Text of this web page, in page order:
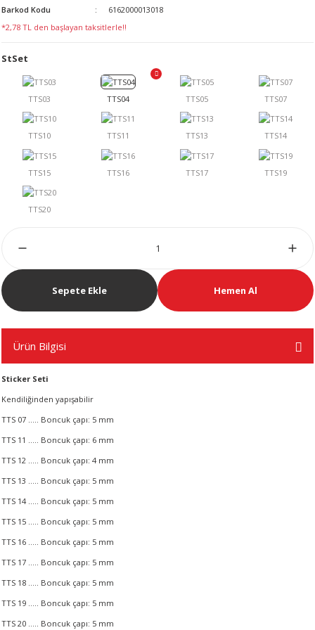
KENDİR İPİ
Barkod Kodu
6162000013018
*2,78 TL den başlayan taksitlerle!!
StSet
Sepete Ekle Hemen Al
Ürün Bilgisi
Sticker Seti
Kendiliğinden yapışabilir
TTS 07 ..... Boncuk çapı: 5 mm
TTS 11 ..... Boncuk çapı: 6 mm
TTS 12 ..... Boncuk çapı: 4 mm
TTS 13 ..... Boncuk çapı: 5 mm
TTS 14 ..... Boncuk çapı: 5 mm
TTS 15 ..... Boncuk çapı: 5 mm
TTS 16 ..... Boncuk çapı: 5 mm
TTS 17 ..... Boncuk çapı: 5 mm
TTS 18 ..... Boncuk çapı: 5 mm
TTS 19 ..... Boncuk çapı: 5 mm
TTS 20 ..... Boncuk çapı: 5 mm